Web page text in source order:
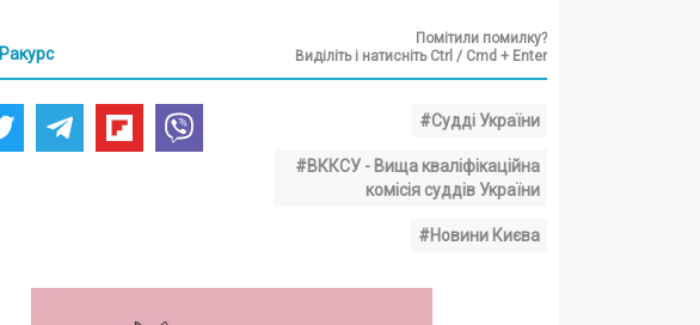
Ракурс
Помітили помилку?
Виділіть і натисніть Ctrl / Cmd + Enter
#Судді України
#ВККСУ - Вища кваліфікаційна
комісія суддів України
#Новини Києва